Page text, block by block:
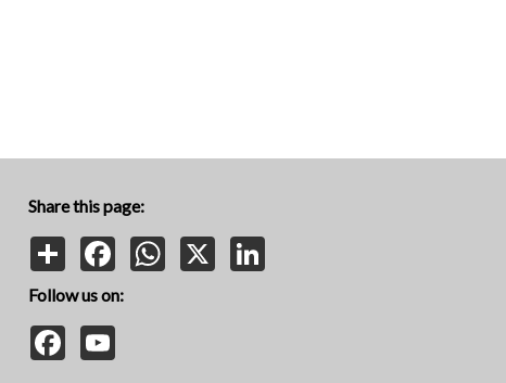
Share this page:
Share
FacebookWhatsApp
Follow us on:
Facebook